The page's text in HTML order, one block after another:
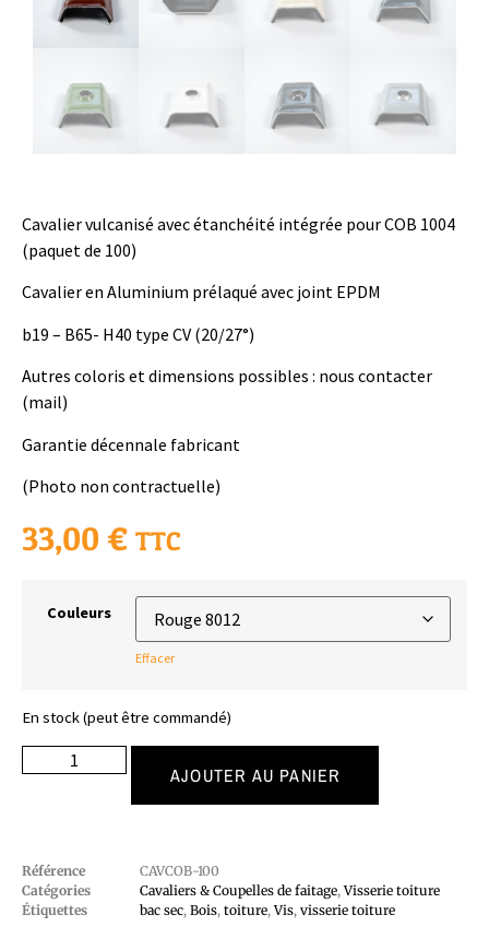
Cavalier vulcanisé avec étanchéité intégrée pour COB 1004
(paquet de 100)
Cavalier en Aluminium prélaqué avec joint EPDM
b19 – B65- H40 type CV (20/27°)
Autres coloris et dimensions possibles : nous contacter
(mail)
Garantie décennale fabricant
(Photo non contractuelle)
33,00 € TTC
Couleurs
Effacer
En stock (peut être commandé)
AJOUTER AU PANIER
Référence
CAVCOB-100
Catégories
Cavaliers & Coupelles de faitage,Visserie toiture
Étiquettes
bac sec, Bois, toiture,Vis, visserie toiture